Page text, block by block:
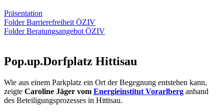
Präsentation
Folder Barrierefreiheit ÖZIV
Folder Beratungsangebot ÖZIV
Pop.up.Dorfplatz Hittisau
Wie aus einem Parkplatz ein Ort der Begegnung entstehen kann,
zeigte Caroline Jäger vom Energieinstitut Vorarlberg anhand
des Beteiligungsprozesses in Hittisau.